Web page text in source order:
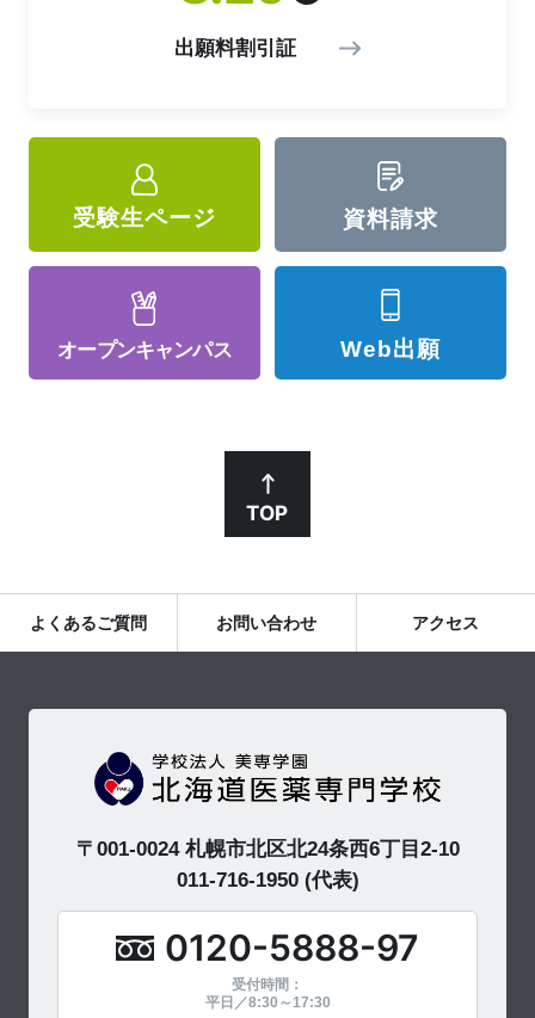
出願料割引証
受験生ページ 資料請求
オープンキャンパス Web出願
TOP
よくあるご質問 お問い合わせ アクセス
〒001-0024 札幌市北区北24条西6丁目2-10
011-716-1950(代表)
0120-5888-97
受付時間：
平日／8:30～17:30